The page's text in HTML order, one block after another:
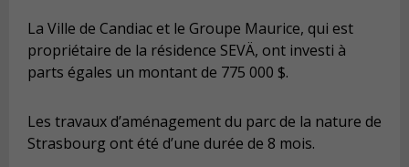
La Ville de Candiac et le Groupe Maurice, qui est
propriétaire de la résidence SEVÄ, ont investi à
parts égales un montant de 775 000 $.
Les travaux d’aménagement du parc de la nature de
Strasbourg ont été d’une durée de 8 mois.